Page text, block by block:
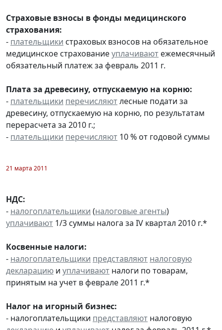
Страховые взносы в фонды медицинского
страхования:
- плательщики страховых взносов на обязательное
медицинское страхованиеуплачивают ежемесячный
обязательный платеж за февраль 2011 г.
Плата за древесину, отпускаемую на корню:
- плательщики перечисляютлесные подати за
древесину, отпускаемую на корню, по результатам
перерасчета за 2010 г.;
- плательщики перечисляют 10 % от годовой суммы
21 марта 2011
НДС:
- налогоплательщики (налоговые агенты)
уплачивают 1/3 суммы налога за IV квартал 2010 г.*
Косвенные налоги:
- налогоплательщики представляют налоговую
декларацию и уплачивают налоги по товарам,
принятым на учет в феврале 2011 г.*
Налог на игорный бизнес:
- налогоплательщики представляют налоговую